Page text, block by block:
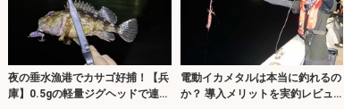
夜の垂水漁港でカサゴ好捕！【兵
庫】0.5gの軽量ジグヘッドで連発
電動イカメタルは本当に釣れるの
か？ 導入メリットを実釣レビュ